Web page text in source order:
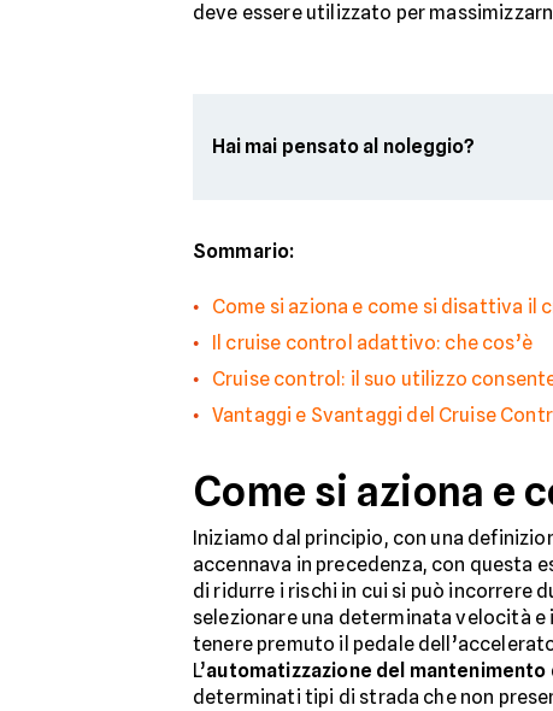
deve essere utilizzato per
Hai mai pensato al noleggio?
Sommario:
Come si aziona e come si disattiva il
Il cruise control adattivo: che cos’è
Cruise control: il suo utilizzo
Vantaggi e Svantaggi del Cruise
Come si aziona e
Iniziamo dal principio, con una
accennava in precedenza, con questa
di ridurre i rischi in cui si può incorrere
selezionare una determinata velocità
tenere premuto il pedale
L’automatizzazione del
determinati tipi di strada che non